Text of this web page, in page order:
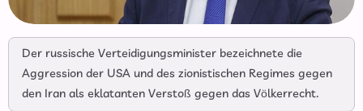
Der russische Verteidigungsminister bezeichnete die
Aggression der USA und des zionistischen Regimes gegen
den Iran als eklatanten Verstoß gegen das Völkerrecht.